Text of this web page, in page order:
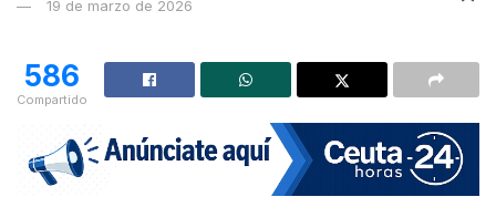
19 de marzo de 2026
586
Compartido